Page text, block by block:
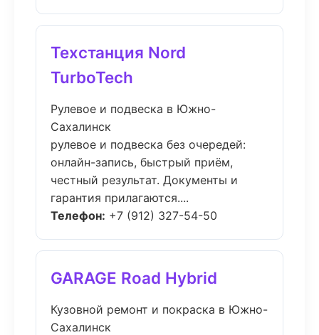
Техстанция Nord
TurboTech
Рулевое и подвеска в Южно-
Сахалинск
рулевое и подвеска без очередей:
онлайн-запись, быстрый приём,
честный результат. Документы и
гарантия прилагаются....
Телефон: +7 (912) 327-54-50
GARAGE Road Hybrid
Кузовной ремонт и покраска в Южно-
Сахалинск